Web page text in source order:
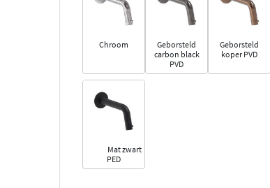
Chroom
Geborsteld
carbon black
PVD
Geborsteld
koper PVD
Mat zwart
PED